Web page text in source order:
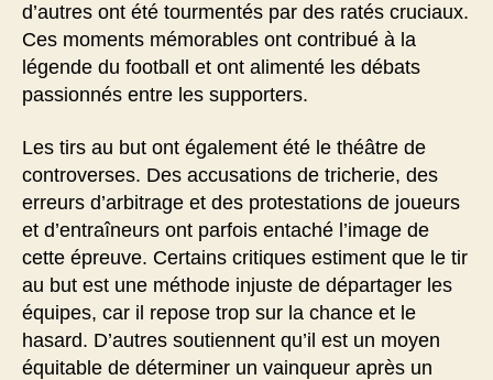
d’autres ont été tourmentés par des ratés cruciaux.
Ces moments mémorables ont contribué à la
légende du football et ont alimenté les débats
passionnés entre les supporters.
Les tirs au but ont également été le théâtre de
controverses. Des accusations de tricherie, des
erreurs d’arbitrage et des protestations de joueurs
et d’entraîneurs ont parfois entaché l’image de
cette épreuve. Certains critiques estiment que le tir
au but est une méthode injuste de départager les
équipes, car il repose trop sur la chance et le
hasard. D’autres soutiennent qu’il est un moyen
équitable de déterminer un vainqueur après un